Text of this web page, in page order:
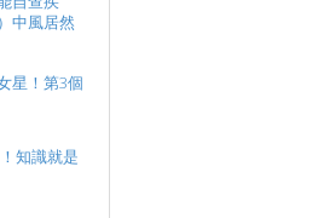
中風居然
星！第3個
知識就是